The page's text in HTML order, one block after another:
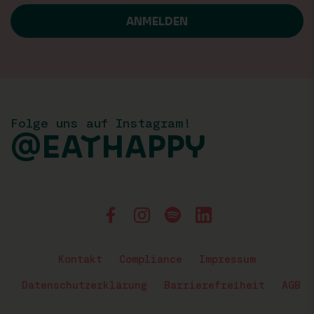
Folge uns auf Instagram!
@EATHAPPY
Kontakt Compliance Impressum
Datenschutzerklärung Barrierefreiheit AGB